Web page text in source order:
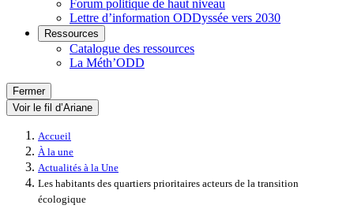
Forum politique de haut niveau
Lettre d’information ODDyssée vers 2030
Ressources
Catalogue des ressources
La Méth’ODD
Fermer
Voir le fil d’Ariane
Accueil
À la une
Actualités à la Une
Les habitants des quartiers prioritaires acteurs de la transition
écologique